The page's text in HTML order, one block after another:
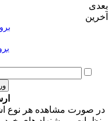
بعدی
آخرین
در صورت مشاهده هر نوع